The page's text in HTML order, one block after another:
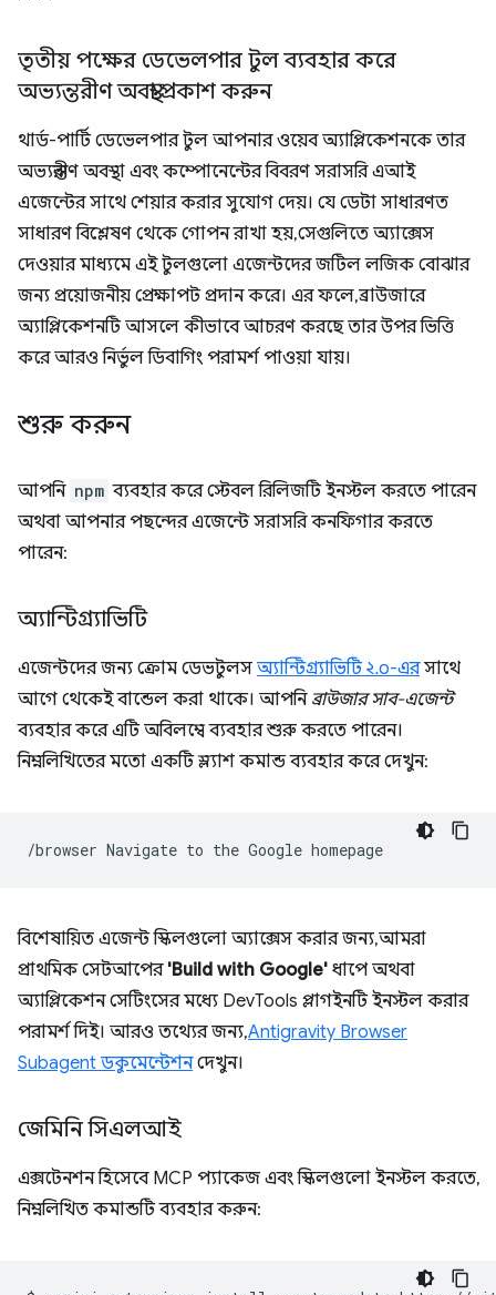
তৃতীয় পক্ষের ডেভেলপার টুল ব্যবহার করে
অভ্যন্তরীণ অবস্থা প্রকাশ করুন
থার্ড-পার্টি ডেভেলপার টুল আপনার ওয়েব অ্যাপ্লিকেশনকে তার
অভ্যন্তরীণ অবস্থা এবং কম্পোনেন্টের বিবরণ সরাসরি এআই
এজেন্টের সাথে শেয়ার করার সুযোগ দেয়। যে ডেটা সাধারণত
সাধারণ বিশ্লেষণ থেকে গোপন রাখা হয়, সেগুলিতে অ্যাক্সেস
দেওয়ার মাধ্যমে এই টুলগুলো এজেন্টদের জটিল লজিক বোঝার
জন্য প্রয়োজনীয় প্রেক্ষাপট প্রদান করে। এর ফলে, ব্রাউজারে
অ্যাপ্লিকেশনটি আসলে কীভাবে আচরণ করছে তার উপর ভিত্তি
করে আরও নির্ভুল ডিবাগিং পরামর্শ পাওয়া যায়।
শুরু করুন
আপনি npm ব্যবহার করে স্টেবল রিলিজটি ইনস্টল করতে পারেন
অথবা আপনার পছন্দের এজেন্টে সরাসরি কনফিগার করতে
পারেন:
অ্যান্টিগ্র্যাভিটি
এজেন্টদের জন্য ক্রোম ডেভটুলস অ্যান্টিগ্র্যাভিটি ২.০-এরসাথে
আগে থেকেই বান্ডেল করা থাকে। আপনি ব্রাউজার সাব-এজেন্ট
ব্যবহার করে এটি অবিলম্বে ব্যবহার শুরু করতে পারেন।
নিম্নলিখিতের মতো একটি স্ল্যাশ কমান্ড ব্যবহার করে দেখুন:
/browser Navigate to the Google
বিশেষায়িত এজেন্ট স্কিলগুলো অ্যাক্সেস করার জন্য, আমরা
প্রাথমিক সেটআপের 'Build with Google' ধাপে অথবা
অ্যাপ্লিকেশন সেটিংসের মধ্যে DevTools প্লাগইনটি ইনস্টল করার
পরামর্শ দিই। আরও তথ্যের জন্য,Antigravity Browser
Subagent ডকুমেন্টেশনদেখুন।
জেমিনি সিএলআই
এক্সটেনশন হিসেবে MCP প্যাকেজ এবং স্কিলগুলো ইনস্টল করতে,
নিম্নলিখিত কমান্ডটি ব্যবহার করুন: